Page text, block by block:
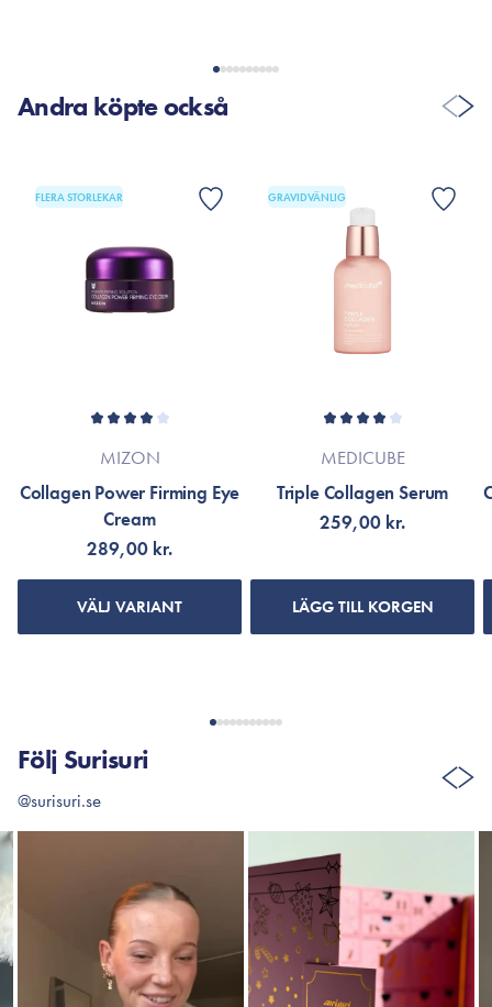
Andra köpte också
FLERA STORLEKAR
MIZON
Collagen Power Firming Eye
Cream
289,00 kr.
VÄLJ VARIANT
GRAVIDVÄNLIG
MEDICUBE
Triple Collagen Serum
259,00 kr.
LÄGG TILL KORGEN
Följ Surisuri
@surisuri.se